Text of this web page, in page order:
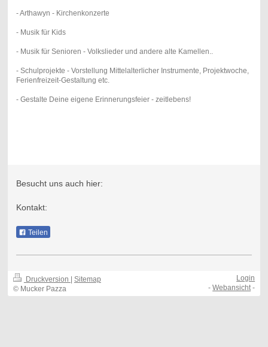
- Arthawyn - Kirchenkonzerte
- Musik für Kids
- Musik für Senioren - Volkslieder und andere alte Kamellen..
- Schulprojekte - Vorstellung Mittelalterlicher Instrumente, Projektwoche,
Ferienfreizeit-Gestaltung etc.
- Gestalte Deine eigene Erinnerungsfeier - zeitlebens!
Besucht uns auch hier:
Kontakt:
Teilen
Druckversion
Sitemap
© Mucker Pazza
Login
-Webansicht-